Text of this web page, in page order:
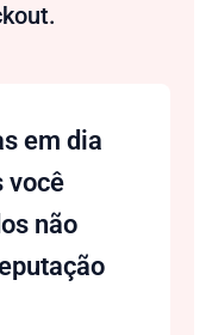
em dia
você
não